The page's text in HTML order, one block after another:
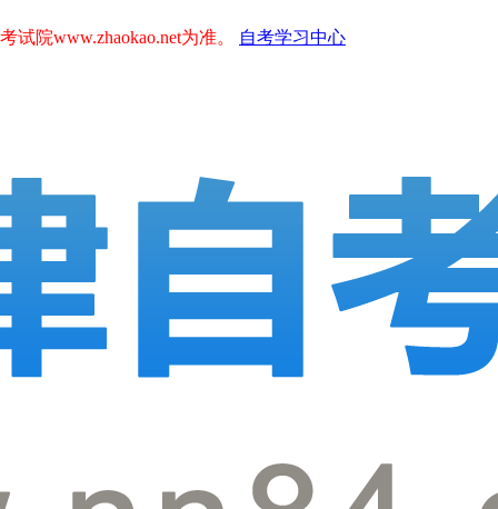
院www.zhaokao.net为准。 自考学习中心